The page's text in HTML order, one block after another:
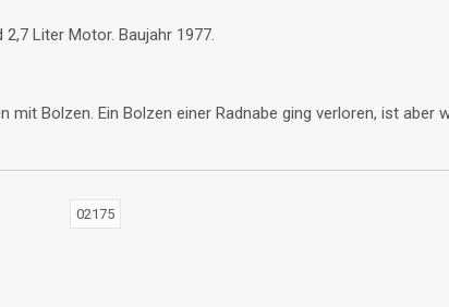
Liter Motor. Baujahr 1977.
Bolzen. Ein Bolzen einer Radnabe ging verloren, ist aber
02175